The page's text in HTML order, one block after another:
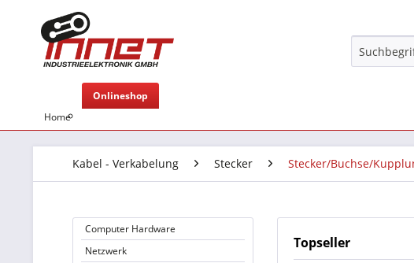
Home
Onlineshop
Kabel - Verkabelung Stecker Stecker/Buchse/
Computer Hardware
Netzwerk
Topseller